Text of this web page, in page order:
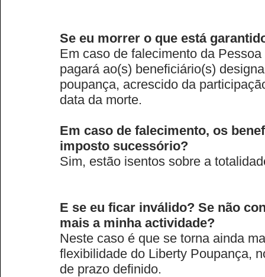
Se eu morrer o que está
Em caso de falecimento da
pagará ao(s) beneficiário(s)
poupança, acrescido da
data da morte.
Em caso de falecimento, os
imposto sucessório?
Sim, estão isentos sobre a
E se eu ficar inválido? Se não
mais a minha actividade?
Neste caso é que se torna ainda
flexibilidade do Liberty Poupança,
de prazo definido.